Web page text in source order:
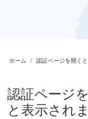
ホーム 認証ページを開く
認証ページ
と表示されま